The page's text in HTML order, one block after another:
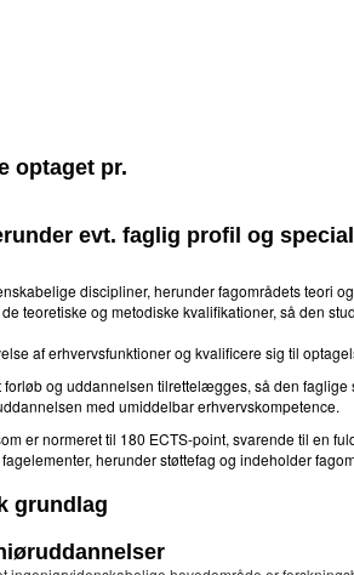
optaget pr.
evt. faglig profil og
discipliner, herunder fagområdets teori
teoretiske og metodiske kvalifikationer, så den
af erhvervsfunktioner og kvalificere sig til
og uddannelsen tilrettelægges, så den
med umiddelbar erhvervskompetence.
er normeret til 180 ECTS-point, svarende til en
herunder støttefag og indeholder
grundlag